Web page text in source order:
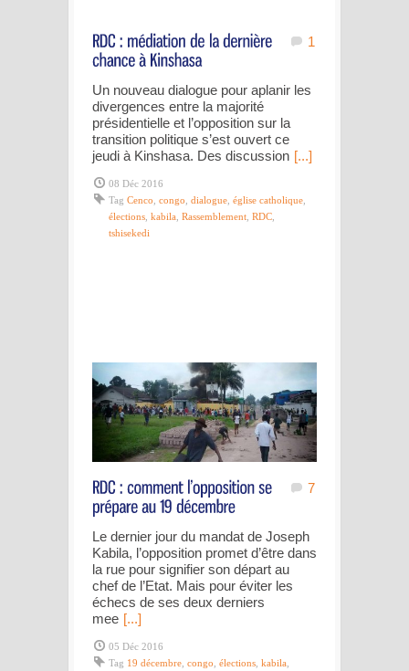
1
Un nouveau dialogue pour aplanir les
divergences entre la majorité
présidentielle et l’opposition sur la
transition politique s’est ouvert ce
jeudi à Kinshasa. Des discussion [...]
08 Déc 2016
Tag Cenco congo dialogue église catholique
élections kabila Rassemblement RDC
tshisekedi
7
Le dernier jour du mandat de Joseph
Kabila, l’opposition promet d’être dans
la rue pour signifier son départ au
chef de l’Etat. Mais pour éviter les
échecs de ses deux derniers
mee [...]
05 Déc 2016
Tag 19 décembre congo élections kabila